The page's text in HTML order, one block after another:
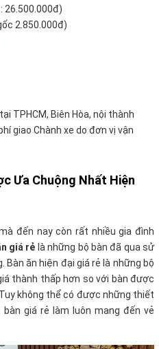
26.500.000đ)
2.850.000đ)
TPHCM, Biên Hòa, nội thành
giao Chành xe do đơn vị vận
Ưa Chuộng Nhất Hiện
đến nay còn rất nhiều gia đình
giá rẻ là những bộ bàn đã qua sử
Bàn ăn hiện đại giá rẻ là những bộ
thành thấp hơn so với bàn được
không thể có được những thiết
giá rẻ làm luôn mang đến vẻ